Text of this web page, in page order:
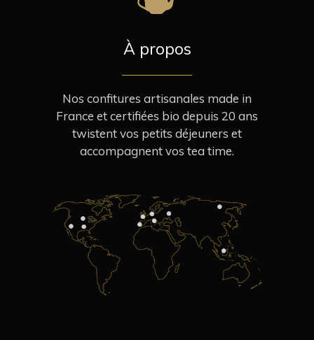
À propos
Nos confitures artisanales made in
France et certifiées bio depuis 20 ans
twistent vos petits déjeuners et
accompagnent vos tea time.